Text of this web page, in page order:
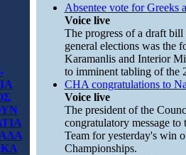
Absentee vote for Greeks
Voice live
The progress of a draft
general elections was the
Karamanlis and Interior
to imminent tabling of the
CHA congratulations to
Voice live
The president of the
congratulatory message
Team for yesterday's win
Championships.